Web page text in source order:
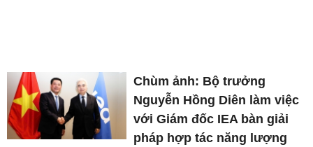
Chùm ảnh: Bộ trưởng
Nguyễn Hồng Diên làm việc
với Giám đốc IEA bàn giải
pháp hợp tác năng lượng